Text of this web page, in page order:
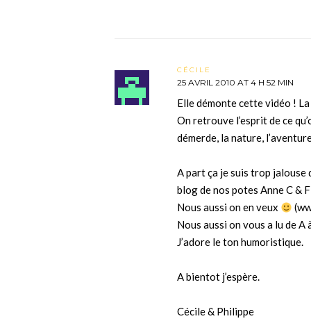
CÉCILE
25 AVRIL 2010 AT 4 H 52 MIN
Elle démonte cette vidéo ! La
On retrouve l’esprit de ce
démerde, la nature,
A part ça je suis trop jalouse
blog de nos potes Anne C &
Nous aussi on en veux
Nous aussi on vous a lu de
J’adore le ton humoristique.
A bientot j’espère.
Cécile & Philippe